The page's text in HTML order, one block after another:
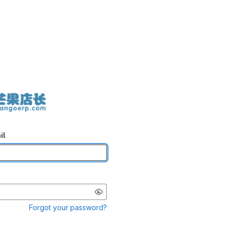
Forgot your password?